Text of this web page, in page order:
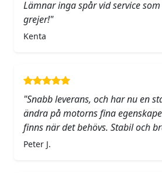
Lämnar inga spår vid service
grejer!"
Kenta
"Snabb leverans, och har nu en
ändra på motorns fina
finns när det behövs. Stabil och
Peter J.